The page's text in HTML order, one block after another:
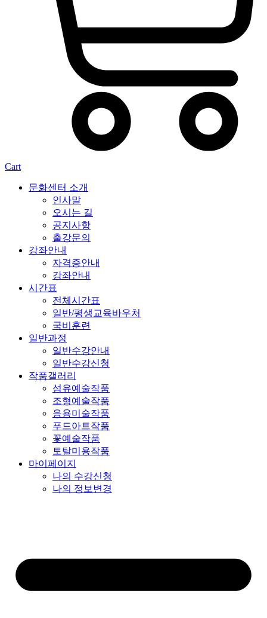
Cart
문화센터 소개
인사말
오시는 길
공지사항
출강문의
강좌안내
자격증안내
강좌안내
시간표
전체시간표
일반/평생교육바우처
국비훈련
일반과정
일반수강안내
일반수강신청
작품갤러리
섬유예술작품
조형예술작품
응용미술작품
푸드아트작품
꽃예술작품
토탈미용작품
마이페이지
나의 수강신청
나의 정보변경